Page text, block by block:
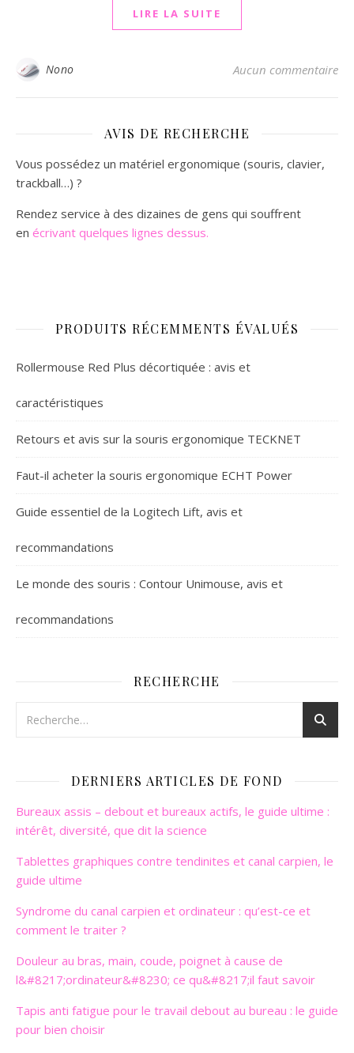
LIRE LA SUITE
Nono Aucun commentaire
AVIS DE RECHERCHE
Vous possédez un matériel ergonomique (souris, clavier,
trackball…) ?
Rendez service à des dizaines de gens qui souffrent
en écrivant quelques lignes dessus.
PRODUITS RÉCEMMENTS ÉVALUÉS
Rollermouse Red Plus décortiquée : avis et
caractéristiques
Retours et avis sur la souris ergonomique TECKNET
Faut-il acheter la souris ergonomique ECHT Power
Guide essentiel de la Logitech Lift, avis et
recommandations
Le monde des souris : Contour Unimouse, avis et
recommandations
RECHERCHE
DERNIERS ARTICLES DE FOND
Bureaux assis – debout et bureaux actifs, le guide ultime :
intérêt, diversité, que dit la science
Tablettes graphiques contre tendinites et canal carpien, le
guide ultime
Syndrome du canal carpien et ordinateur : qu’est-ce et
comment le traiter ?
Douleur au bras, main, coude, poignet à cause de
l&#8217;ordinateur&#8230; ce qu&#8217;il faut savoir
Tapis anti fatigue pour le travail debout au bureau : le guide
pour bien choisir